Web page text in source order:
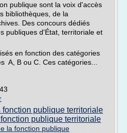
publique sont la voix d'accès
bibliothèques, de la
Des concours dédiés
publiques d'État, territoriale et
en fonction des catégories
A, B ou C. Ces catégories...
fonction publique territoriale
publique territoriale
la fonction publique